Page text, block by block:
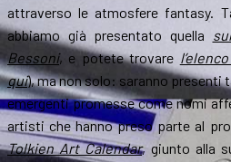
attraverso le atmosfere fantasy.
abbiamo già presentato quella
Bessoni, e potete trovare
qui), ma non solo: saranno
emergenti promesse come nomi
artisti che hanno preso parte al
Tolkien Art Calendar, giunto alla